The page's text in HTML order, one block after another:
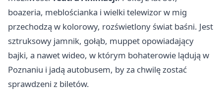
boazeria, meblościanka i wielki telewizor w mig
przechodzą w kolorowy, rozświetlony świat baśni. Jest
sztruksowy jamnik, gołąb, muppet opowiadający
bajki, a nawet wideo, w którym bohaterowie lądują w
Poznaniu i jadą autobusem, by za chwilę zostać
sprawdzeni z biletów.